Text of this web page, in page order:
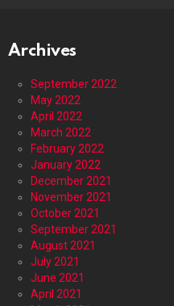
Archives
September 2022
May 2022
April 2022
March 2022
February 2022
January 2022
December 2021
November 2021
October 2021
September 2021
August 2021
July 2021
June 2021
April 2021